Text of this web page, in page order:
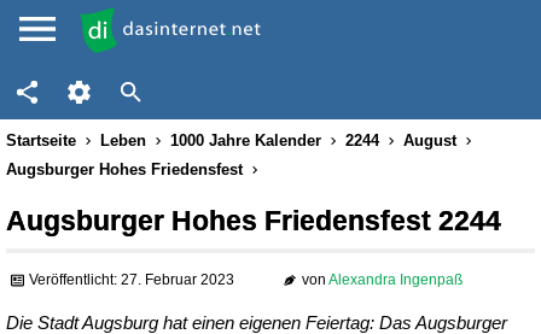
Startseite Leben 1000 Jahre Kalender 2244
August
Augsburger Hohes Friedensfest
Augsburger Hohes Friedensfest 2244
Veröffentlicht: 27. Februar 2023 von Alexandra Ingenpaß
Die Stadt Augsburg hat einen eigenen Feiertag: Das Augsburger